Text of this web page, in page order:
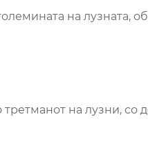
на лузната,
на лузни, со